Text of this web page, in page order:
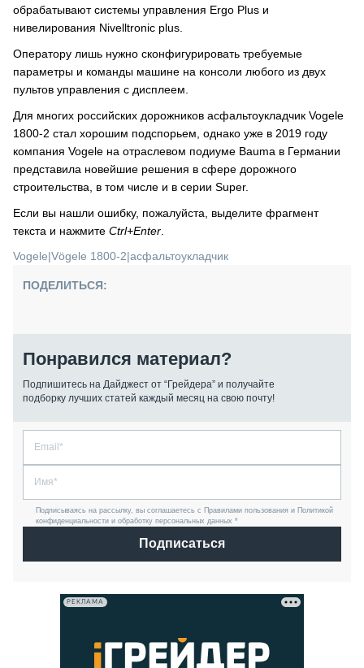
обрабатывают системы управления Ergo Plus и
нивелирования Nivelltronic plus.
Оператору лишь нужно сконфигурировать требуемые
параметры и команды машине на консоли любого из двух
пультов управления с дисплеем.
Для многих российских дорожников асфальтоукладчик Vogele
1800-2 стал хорошим подспорьем, однако уже в 2019 году
компания Vogele на отраслевом подиуме Bauma в Германии
представила новейшие решения в сфере дорожного
строительства, в том числе и в серии Super.
Если вы нашли ошибку, пожалуйста, выделите фрагмент
текста и нажмите Ctrl+Enter
Vogele|Vögele 1800-2|асфальтоукладчик
ПОДЕЛИТЬСЯ:
Понравился материал?
Подпишитесь на Дайджест от “Грейдера” и получайте
подборку лучших статей каждый месяц на свою почту!
Подписываясь на рассылку, вы соглашаетесь с Правилами пользования и Политикой
конфиденциальности и обработку персональных данных *
Подписаться
РЕКЛАМА